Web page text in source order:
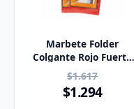
Marbete Folder
Colgante Rojo Fuerte
Imprentar
$1.617
$1.294